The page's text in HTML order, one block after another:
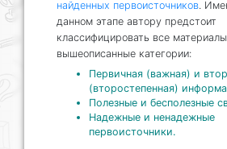
найденных первоисточников .
данном этапе автору предстоит
классифицировать все
вышеописанные категории:
Первичная (важная) и
(второстепенная)
Полезные и бесполезные
Надежные и ненадежные
первоисточники.